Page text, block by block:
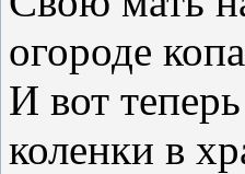
огороде
И вот
коленки в